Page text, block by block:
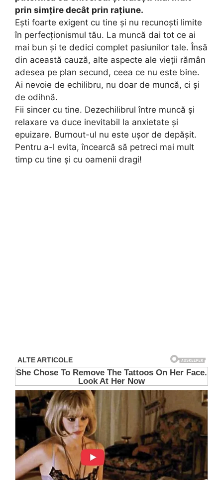
prin simțire decât prin rațiune.
Ești foarte exigent cu tine și nu recunoști limite
în perfecționismul tău. La muncă dai tot ce ai
mai bun și te dedici complet pasiunilor tale. Însă
din această cauză, alte aspecte ale vieții rămân
adesea pe plan secund, ceea ce nu este bine.
Ai nevoie de echilibru, nu doar de muncă, ci și
de odihnă.
Fii sincer cu tine. Dezechilibrul între muncă și
relaxare va duce inevitabil la anxietate și
epuizare. Burnout-ul nu este ușor de depășit.
Pentru a-l evita, încearcă să petreci mai mult
timp cu tine și cu oamenii dragi!